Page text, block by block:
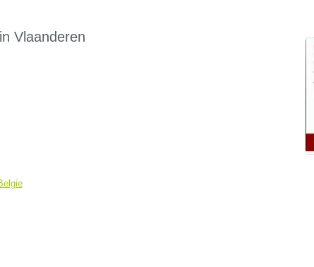
Vlaanderen